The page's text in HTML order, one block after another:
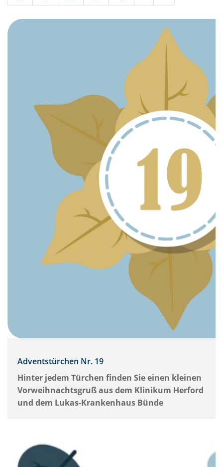
Adventstürchen Nr. 19
Hinter jedem Türchen finden Sie einen kleinen
Vorweihnachtsgruß aus dem Klinikum Herford
und dem Lukas-Krankenhaus Bünde